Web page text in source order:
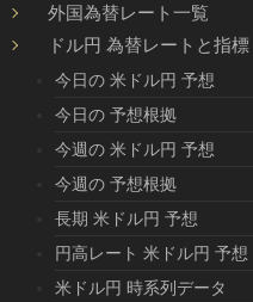
外国為替レート一覧
ドル円 為替レートと指標
今日の 米ドル円 予想
今日の 予想根拠
今週の 米ドル円 予想
今週の 予想根拠
長期 米ドル円 予想
円高レート 米ドル円 予想
米ドル円 時系列データ